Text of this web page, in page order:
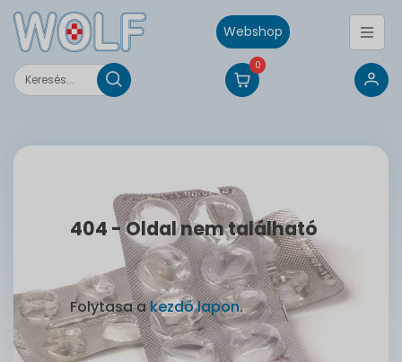
Webshop
0
404 - Oldal nem található
Folytasa akezdő lapon.